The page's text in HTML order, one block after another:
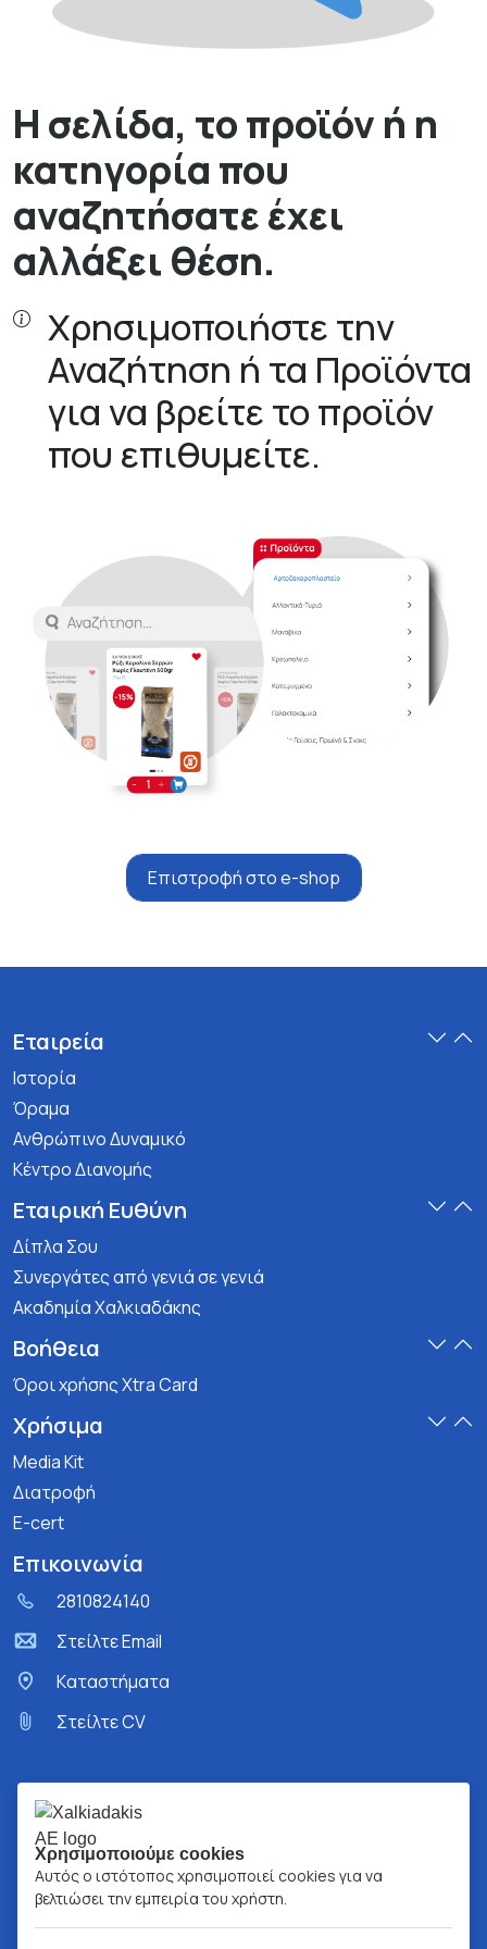
Η σελίδα, το προϊόν ή η
κατηγορία που
αναζητήσατε έχει
αλλάξει θέση.
Χρησιμοποιήστε την
Αναζήτηση ή τα Προϊόντα
για να βρείτε το προϊόν
που επιθυμείτε.
Επιστροφή στο e-shop
Εταιρεία
Ιστορία
Όραμα
Ανθρώπινο Δυναμικό
Κέντρο Διανομής
Εταιρική Ευθύνη
Δίπλα Σου
Συνεργάτες από γενιά σε γενιά
Ακαδημία Χαλκιαδάκης
Βοήθεια
Όροι χρήσης Xtra Card
Χρήσιμα
Media Kit
Διατροφή
E-cert
Επικοινωνία
2810824140
Στείλτε Email
Kαταστήματα
Στείλτε CV
Χρησιμοποιούμε cookies
Αυτός ο ιστότοπος χρησιμοποιεί cookies για να
βελτιώσει την εμπειρία του χρήστη.